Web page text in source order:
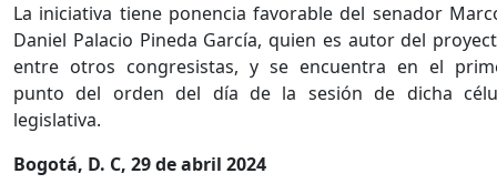
La iniciativa tiene ponencia favorable del senador
Daniel Palacio Pineda García, quien es autor del
entre otros congresistas, y se encuentra en el
punto del orden del día de la sesión de dicha
legislativa.
Bogotá, D. C, 29 de abril 2024